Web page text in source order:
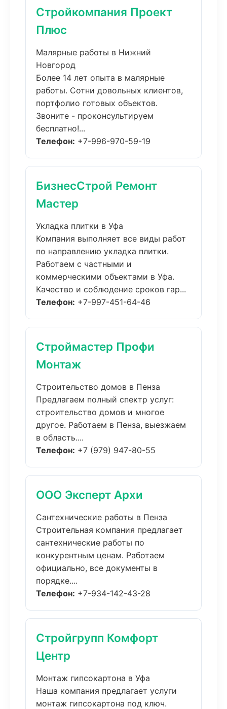
Стройкомпания Проект
Плюс
Малярные работы в Нижний
Новгород
Более 14 лет опыта в малярные
работы. Сотни довольных клиентов,
портфолио готовых объектов.
Звоните - проконсультируем
бесплатно!...
Телефон: +7-996-970-59-19
БизнесСтрой Ремонт
Мастер
Укладка плитки в Уфа
Компания выполняет все виды работ
по направлению укладка плитки.
Работаем с частными и
коммерческими объектами в Уфа.
Качество и соблюдение сроков гар...
Телефон: +7-997-451-64-46
Строймастер Профи
Монтаж
Строительство домов в Пенза
Предлагаем полный спектр услуг:
строительство домов и многое
другое. Работаем в Пенза, выезжаем
в область....
Телефон: +7 (979) 947-80-55
ООО Эксперт Архи
Сантехнические работы в Пенза
Строительная компания предлагает
сантехнические работы по
конкурентным ценам. Работаем
официально, все документы в
порядке....
Телефон: +7-934-142-43-28
Стройгрупп Комфорт
Центр
Монтаж гипсокартона в Уфа
Наша компания предлагает услуги
монтаж гипсокартона под ключ.